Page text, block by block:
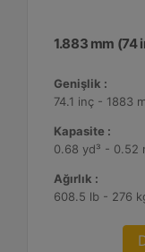
1.883 mm (74
Genişlik :
74.1 inç - 1883
Kapasite :
0.68 yd³ - 0.52
Ağırlık :
608.5 lb - 276